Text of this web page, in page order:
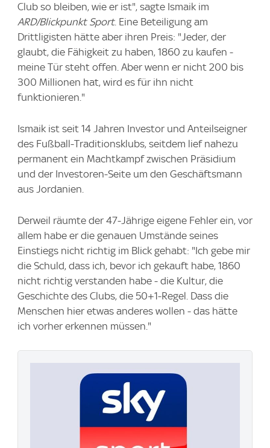
Club so bleiben, wie er ist", sagte Ismaik im
ARD/Blickpunkt Sport. Eine Beteiligung am
Drittligisten hätte aber ihren Preis: "Jeder, der
glaubt, die Fähigkeit zu haben, 1860 zu kaufen -
meine Tür steht offen. Aber wenn er nicht 200 bis
300 Millionen hat, wird es für ihn nicht
funktionieren."
Ismaik ist seit 14 Jahren Investor und Anteilseigner
des Fußball-Traditionsklubs, seitdem lief nahezu
permanent ein Machtkampf zwischen Präsidium
und der Investoren-Seite um den Geschäftsmann
aus Jordanien.
Derweil räumte der 47-Jährige eigene Fehler ein, vor
allem habe er die genauen Umstände seines
Einstiegs nicht richtig im Blick gehabt: "Ich gebe mir
die Schuld, dass ich, bevor ich gekauft habe, 1860
nicht richtig verstanden habe - die Kultur, die
Geschichte des Clubs, die 50+1-Regel. Dass die
Menschen hier etwas anderes wollen - das hätte
ich vorher erkennen müssen."